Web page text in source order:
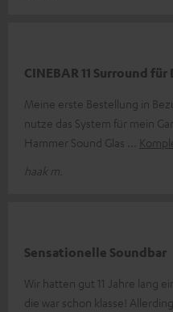
CINEBAR 11 Surround
Meine erste Bestellung in
nutze das System für mein
Hammer Sound Glas
haak m.
Sensationelle Soundbar
Wir hatten gut 11 Jahre lang
die war schon klasse!